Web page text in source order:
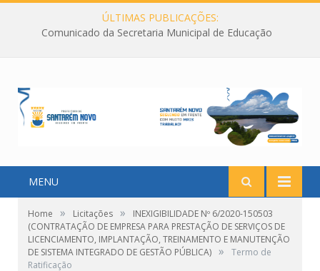
ÚLTIMAS PUBLICAÇÕES:
Comunicado da Secretaria Municipal de Educação
MENU
Home » Licitações »
INEXIGIBILIDADE Nº 6/2020-150503
(CONTRATAÇÃO DE EMPRESA PARA PRESTAÇÃO DE SERVIÇOS DE
LICENCIAMENTO, IMPLANTAÇÃO, TREINAMENTO E MANUTENÇÃO
DE SISTEMA INTEGRADO DE GESTÃO PÚBLICA) »
Termo de
Ratificação